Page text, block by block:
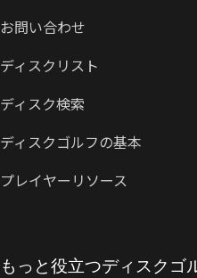
お問い合わせ
ディスクリスト
ディスク検索
ディスクゴルフの基本
プレイヤーリソース
もっと役立つディスクゴ